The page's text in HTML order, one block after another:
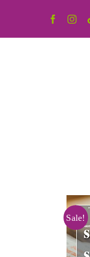
Sale!